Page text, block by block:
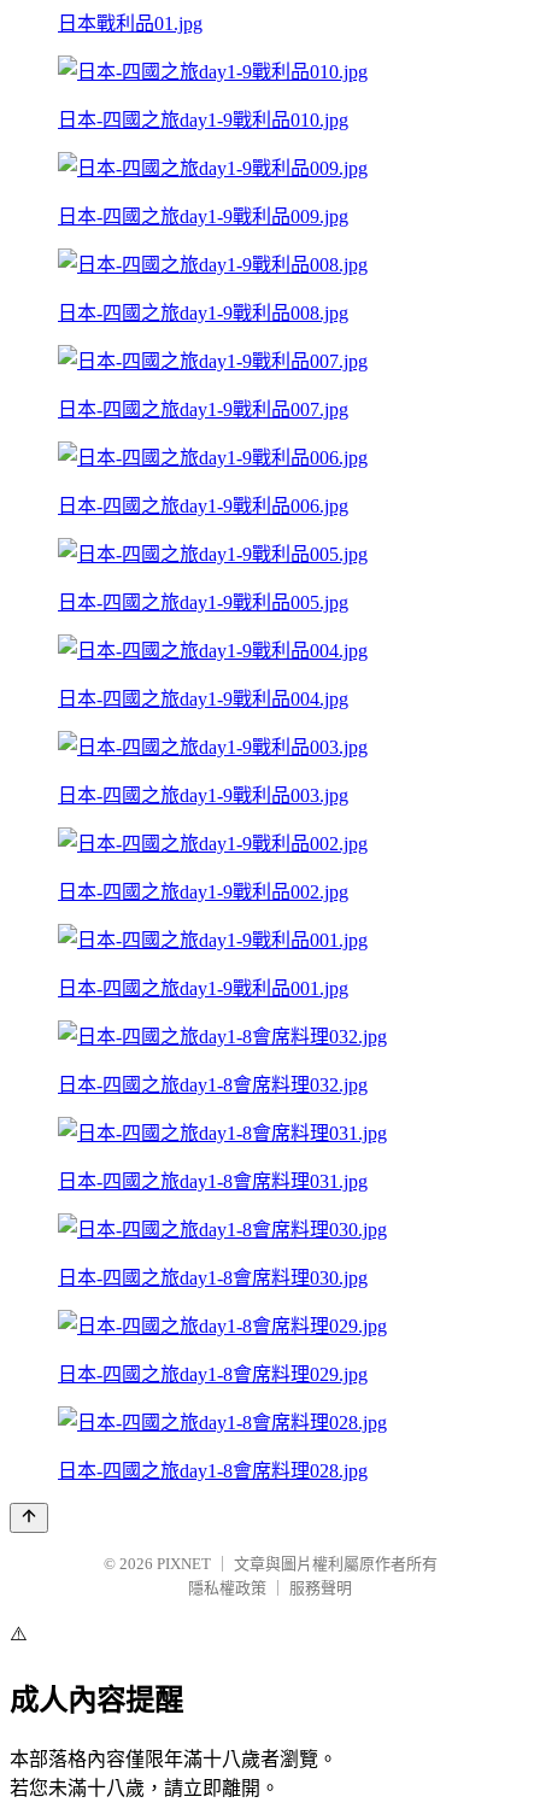
日本戰利品01.jpg
日本-四國之旅day1-9戰利品010.jpg
日本-四國之旅day1-9戰利品009.jpg
日本-四國之旅day1-9戰利品008.jpg
日本-四國之旅day1-9戰利品007.jpg
日本-四國之旅day1-9戰利品006.jpg
日本-四國之旅day1-9戰利品005.jpg
日本-四國之旅day1-9戰利品004.jpg
日本-四國之旅day1-9戰利品003.jpg
日本-四國之旅day1-9戰利品002.jpg
日本-四國之旅day1-9戰利品001.jpg
日本-四國之旅day1-8會席料理032.jpg
日本-四國之旅day1-8會席料理031.jpg
日本-四國之旅day1-8會席料理030.jpg
日本-四國之旅day1-8會席料理029.jpg
日本-四國之旅day1-8會席料理028.jpg
© 2026 PIXNET
文章與圖片權利屬原作者所有
隱私權政策
服務聲明
⚠️
成人內容提醒
本部落格內容僅限年滿十八歲者瀏覽。
若您未滿十八歲，請立即離開。